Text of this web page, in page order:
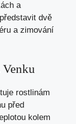
a
dvě
a zimování
rostlinám
před
kolem